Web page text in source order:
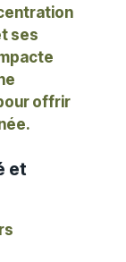
ses
offrir
et